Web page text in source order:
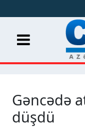
Gəncədə
düşdü